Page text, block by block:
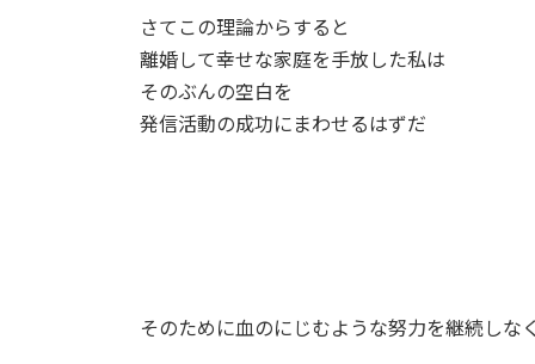
さてこの理論からすると
離婚して幸せな家庭を手放した私は
そのぶんの空白を
発信活動の成功にまわせるはずだ
そのために血のにじむような努力を継続しな